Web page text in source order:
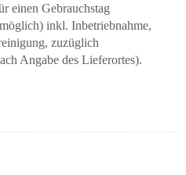
einen Gebrauchstag
inkl. Inbetriebnahme,
zuzüglich
Angabe des Lieferortes).